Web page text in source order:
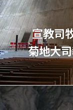
宣教司
菊地⼤